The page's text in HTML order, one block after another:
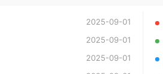
2025-09-01
2025-09-01
2025-09-01